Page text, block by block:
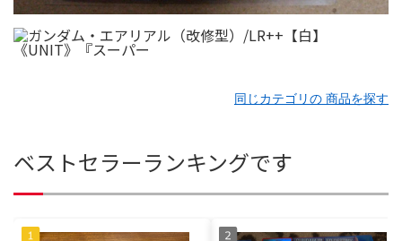
同じカテゴリの 商品を探す
ベストセラーランキングです